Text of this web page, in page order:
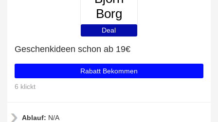
Borg
Deal
Geschenkideen schon ab 19€
Rabatt Bekommen
6 klickt
Ablauf: N/A